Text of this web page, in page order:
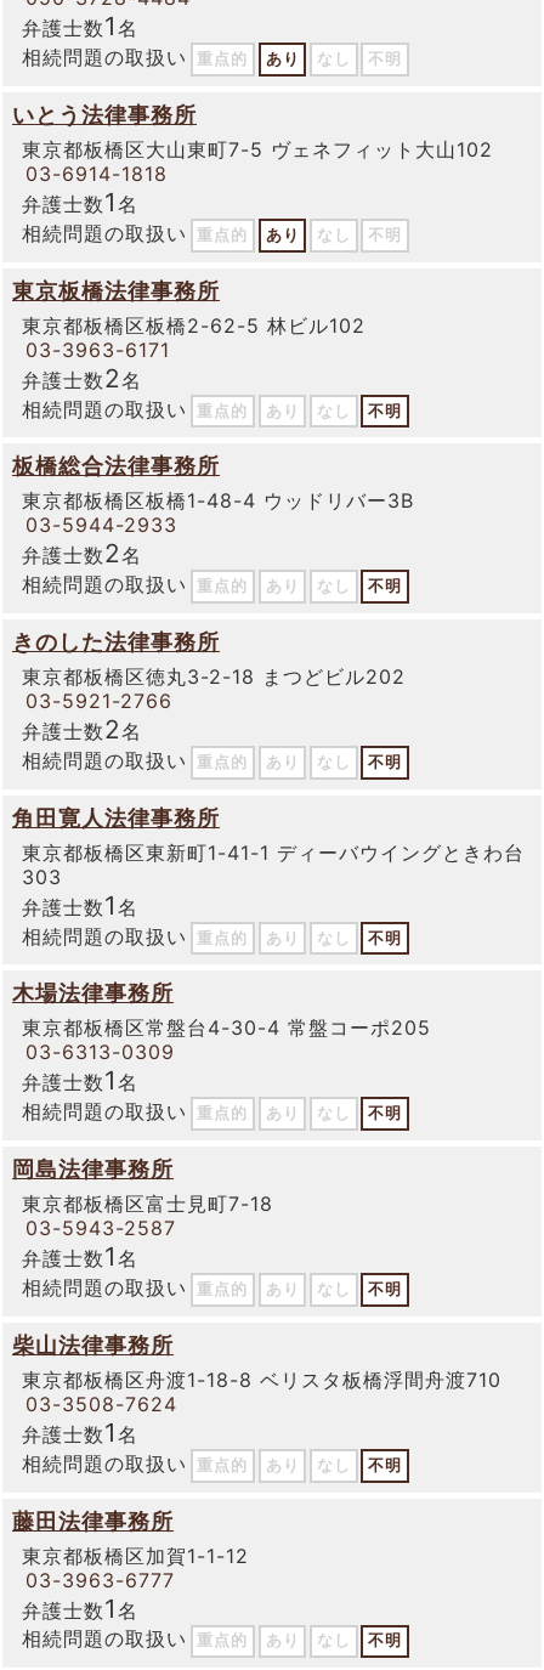
弁護士数1 名
相続問題の取扱い
重点的 あり なし 不明
いとう法律事務所
東京都板橋区大山東町7-5 ヴェネフィット大山102
03-6914-1818
弁護士数1 名
相続問題の取扱い
重点的 あり なし 不明
東京板橋法律事務所
東京都板橋区板橋2-62-5 林ビル102
03-3963-6171
弁護士数2名
相続問題の取扱い
重点的 あり なし 不明
板橋総合法律事務所
東京都板橋区板橋1-48-4 ウッドリバー3B
03-5944-2933
弁護士数2名
相続問題の取扱い
重点的 あり なし 不明
きのした法律事務所
東京都板橋区徳丸3-2-18 まつどビル202
03-5921-2766
弁護士数2名
相続問題の取扱い
重点的 あり なし 不明
角田寛人法律事務所
東京都板橋区東新町1-41-1 ディーバウイングときわ台
303
弁護士数1 名
相続問題の取扱い
重点的 あり なし 不明
木場法律事務所
東京都板橋区常盤台4-30-4 常盤コーポ205
03-6313-0309
弁護士数1 名
相続問題の取扱い
重点的 あり なし 不明
岡島法律事務所
東京都板橋区富士見町7-18
03-5943-2587
弁護士数1 名
相続問題の取扱い
重点的 あり なし 不明
柴山法律事務所
東京都板橋区舟渡1-18-8 ベリスタ板橋浮間舟渡710
03-3508-7624
弁護士数1 名
相続問題の取扱い
重点的 あり なし 不明
藤田法律事務所
東京都板橋区加賀1-1-12
03-3963-6777
弁護士数1 名
相続問題の取扱い
重点的 あり なし 不明